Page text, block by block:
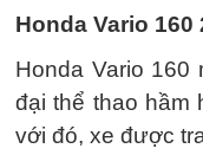
Honda Vario 160
Honda Vario
đại thể thao hầm
với đó, xe được